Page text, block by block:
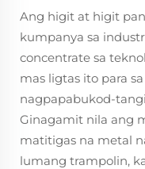
Ang higit at higit
kumpanya sa
concentrate sa
mas ligtas ito para
nagpapabukod-
Ginagamit nila ang
matitigas na metal
lumang trampolin,